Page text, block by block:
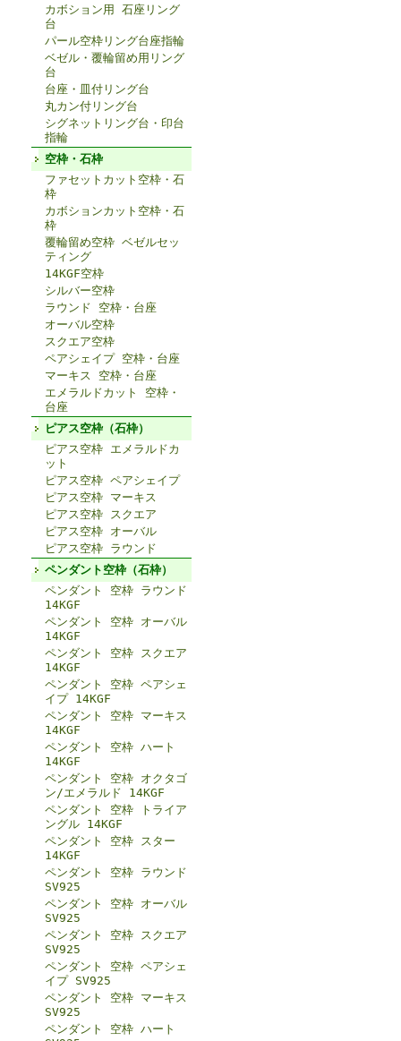
カボション用 石座リング
台
パール空枠リング台座指輪
ベゼル・覆輪留め用リング
台
台座・皿付リング台
丸カン付リング台
シグネットリング台・印台
指輪
空枠・石枠
ファセットカット空枠・石
枠
カボションカット空枠・石
枠
覆輪留め空枠 ベゼルセッ
ティング
14KGF空枠
シルバー空枠
ラウンド 空枠・台座
オーバル空枠
スクエア空枠
ペアシェイプ 空枠・台座
マーキス 空枠・台座
エメラルドカット 空枠・
台座
ピアス空枠（石枠）
ピアス空枠 エメラルドカ
ット
ピアス空枠 ペアシェイプ
ピアス空枠 マーキス
ピアス空枠 スクエア
ピアス空枠 オーバル
ピアス空枠 ラウンド
ペンダント空枠（石枠）
ペンダント 空枠 ラウンド
14KGF
ペンダント 空枠 オーバル
14KGF
ペンダント 空枠 スクエア
14KGF
ペンダント 空枠 ペアシェ
イプ 14KGF
ペンダント 空枠 マーキス
14KGF
ペンダント 空枠 ハート
14KGF
ペンダント 空枠 オクタゴ
ン/エメラルド 14KGF
ペンダント 空枠 トライア
ングル 14KGF
ペンダント 空枠 スター
14KGF
ペンダント 空枠 ラウンド
SV925
ペンダント 空枠 オーバル
SV925
ペンダント 空枠 スクエア
SV925
ペンダント 空枠 ペアシェ
イプ SV925
ペンダント 空枠 マーキス
SV925
ペンダント 空枠 ハート